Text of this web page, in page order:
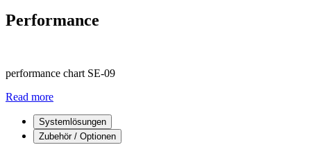
Performance
performance chart SE-09
Read more
Systemlösungen
Zubehör / Optionen